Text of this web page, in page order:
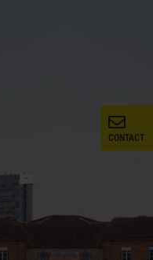
CONTACT